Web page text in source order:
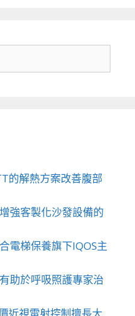
的解熱方案改善腹部
強客製化沙發設備的
電梯保養旗下IQOS主
助於呼吸照護專家治
近視雷射控制擅長大